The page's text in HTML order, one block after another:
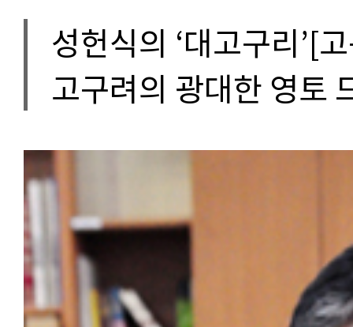
성헌식의 ‘대고구리’[
고구려의 광대한 영토